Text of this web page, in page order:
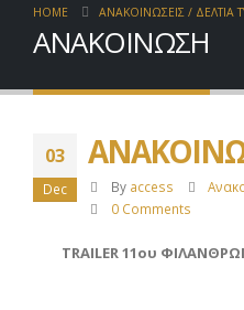
HOME ΑΝΑΚΟΙΝΩΣΕΙΣ / ΔΕΛΤΙΑ
ΑΝΑΚΟΙΝΩΣΗ
03
Dec By access
0 Comments
TRAILER 11ου